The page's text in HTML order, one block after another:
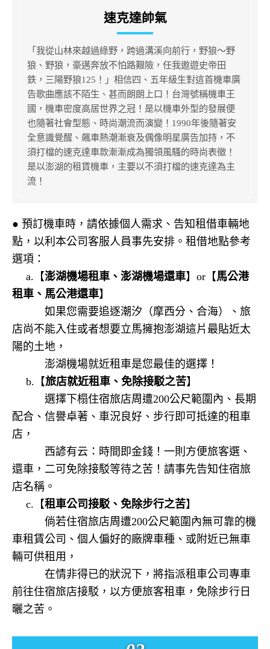
速克達帥氣
「我從山林來越過綠野，跨過溝溪向前行，野狼～野
狼、野狼，豪邁奔放不怕路艱險，任我遨遊史帝田
鉄，三陽野狼125！」相信四、五年級生對這首機車廣
告歌曲應該不陌生、甚而朗朗上口！台灣號稱機車王
國，機車密度高居世界之冠！是以機車外型的發展便
也隨著社會型態、時尚潮流而演變！1990年後隨著安
全意識覺醒、飆車熱潮漸衰及偶像明星廣告加持，不
須打檔的速克達車款漸漸成為獨領風騷的時尚表徵！
是以澎湖的租賃機車，主要以不須打檔的速克達為主
流！
● 預訂機車時，請依據個人需求、告知租借車輛地
點，以利本公司客服人員事先安排。租借地點參考
選項：
a. 【澎湖機場租車、澎湖機場還車】or【馬公港
租車、馬公港還車】
如果您需要追逐潮汐（摩西分、合海）、旅
店尚不能入住或者想要立馬擁抱澎湖這片最貼近太
陽的土地，
澎湖機場就近租車是您最佳的選擇！
b. 【旅店就近租車、免除接駁之苦】
選擇下榻住宿旅店周遭200公尺範圍內、長期
配合、信譽卓著、車況良好、步行即可抵達的租車
店，
西諺有云：時間即金錢！一則方便旅客選、
還車，二可免除接駁等待之苦！請事先告知住宿旅
店名稱。
c. 【租車公司接駁、免除步行之苦】
倘若住宿旅店周遭200公尺範圍內無可靠的機
車租賃公司、個人偏好的廠牌車種、或附近已無車
輛可供租用，
在情非得已的狀況下，將指派租車公司專車
前往住宿旅店接駁，以方便旅客租車，免除步行日
曬之苦。